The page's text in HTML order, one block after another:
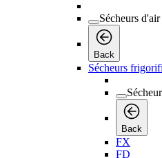
Sécheurs
Back
Sécheurs
Back
FX
FD